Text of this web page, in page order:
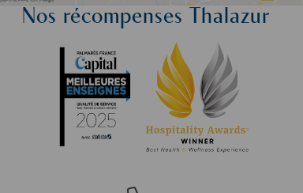
Nos récompenses Thalazur